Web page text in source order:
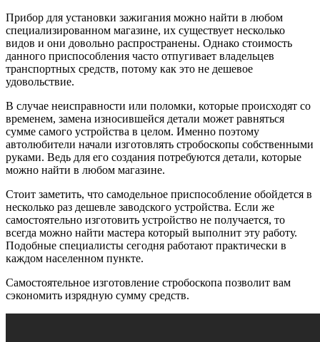
Прибор для установки зажигания можно найти в любом
специализированном магазине, их существует несколько
видов и они довольно распространены. Однако стоимость
данного приспособления часто отпугивает владельцев
транспортных средств, потому как это не дешевое
удовольствие.
В случае неисправности или поломки, которые происходят со
временем, замена износившейся детали может равняться
сумме самого устройства в целом. Именно поэтому
автолюбители начали изготовлять стробоскопы собственными
руками. Ведь для его создания потребуются детали, которые
можно найти в любом магазине.
Стоит заметить, что самодельное приспособление обойдется в
несколько раз дешевле заводского устройства. Если же
самостоятельно изготовить устройство не получается, то
всегда можно найти мастера который выполнит эту работу.
Подобные специалисты сегодня работают практически в
каждом населенном пункте.
Самостоятельное изготовление стробоскопа позволит вам
сэкономить изрядную сумму средств.